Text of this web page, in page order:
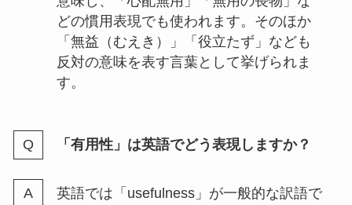
どの慣用表現でも使われます。そのほか
「無益（むえき）」「役立たず」なども
反対の意味を表す言葉として挙げられま
す。
「有用性」は英語でどう表現しますか？
英語では「usefulness」が一般的な訳語で